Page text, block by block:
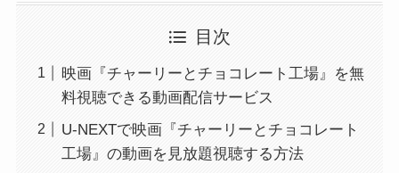
目次
映画『チャーリーとチョコレート工場』を無
料視聴できる動画配信サービス
U-NEXTで映画『チャーリーとチョコレート
工場』の動画を見放題視聴する方法